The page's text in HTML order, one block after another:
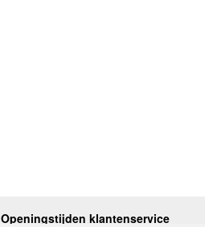
Openingstijden klantenservice